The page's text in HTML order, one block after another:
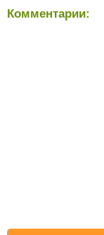
Комментарии: